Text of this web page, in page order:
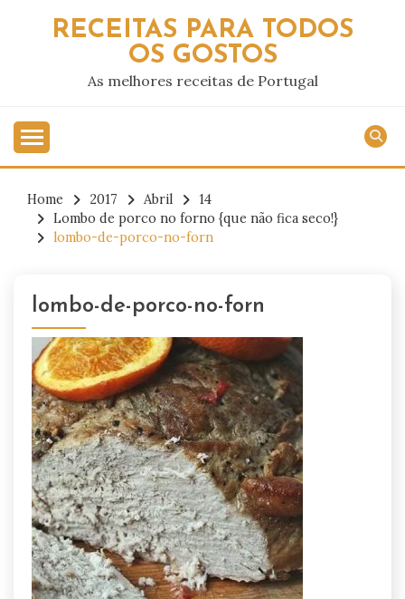
RECEITAS PARA TODOS
OS GOSTOS
As melhores receitas de Portugal
Home 2017 Abril
14
Lombo de porco no forno {que não fica seco!}
lombo-de-porco-no-forn
lombo-de-porco-no-forn